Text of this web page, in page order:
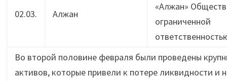
02.03. Алжан
«Алжан»
ограниченной
Во второй половине февраля были проведены
активов, которые привели к потере ликвидности и